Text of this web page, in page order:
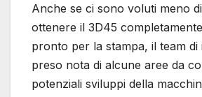
Anche se ci sono voluti meno
ottenere il 3D45
pronto per la stampa, il team di
preso nota di alcune aree da
potenziali sviluppi della